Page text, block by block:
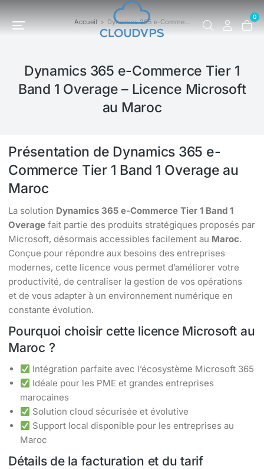
0
Vous êtes ici :Accueil Dynamics 365 e-Comme…
Dynamics 365 e-Commerce Tier 1
Band 1 Overage – Licence Microsoft
au Maroc
Présentation de Dynamics 365 e-
Commerce Tier 1 Band 1 Overage au
Maroc
La solution Dynamics 365 e-Commerce Tier 1 Band 1
Overage fait partie des produits stratégiques proposés par
Microsoft, désormais accessibles facilement au Maroc.
Conçue pour répondre aux besoins des entreprises
modernes, cette licence vous permet d’améliorer votre
productivité, de centraliser la gestion de vos opérations
et de vous adapter à un environnement numérique en
constante évolution.
Pourquoi choisir cette licence Microsoft au
Maroc ?
Intégration parfaite avec l’écosystème Microsoft 365
Idéale pour les PME et grandes entreprises
marocaines
Solution cloud sécurisée et évolutive
Support local disponible pour les entreprises au
Maroc
Détails de la facturation et du tarif